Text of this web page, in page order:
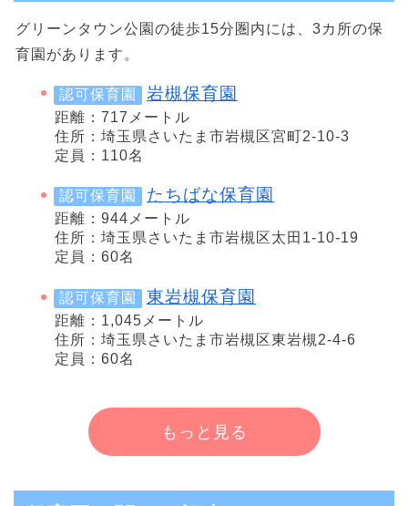
グリーンタウン公園の徒歩15分圏内には、3カ所の保
育園があります。
認可保育園 岩槻保育園
距離：717メートル
住所：埼玉県さいたま市岩槻区宮町2-10-3
定員：110名
認可保育園 たちばな保育園
距離：944メートル
住所：埼玉県さいたま市岩槻区太田1-10-19
定員：60名
認可保育園 東岩槻保育園
距離：1,045メートル
住所：埼玉県さいたま市岩槻区東岩槻2-4-6
定員：60名
もっと見る